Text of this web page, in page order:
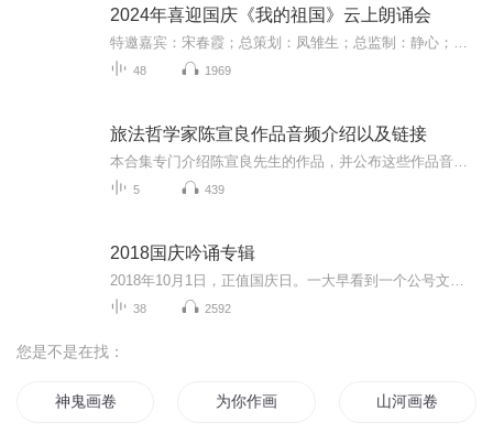
2024年喜迎国庆《我的祖国》云上朗诵会
48 1969
旅法哲学家陈宣良作品音频介绍以及链接
5 439
2018国庆吟诵专辑
38 2592
您是不是在找：
神鬼画卷 为你作画 山河画卷